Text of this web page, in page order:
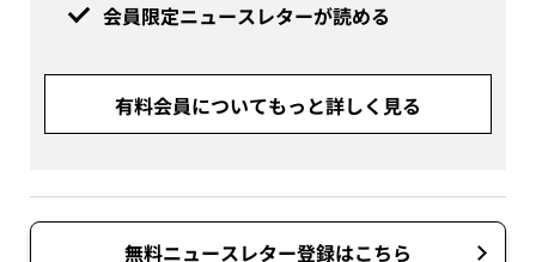
会員限定ニュースレターが読める
有料会員についてもっと詳しく見る
無料ニュースレター登録はこちら